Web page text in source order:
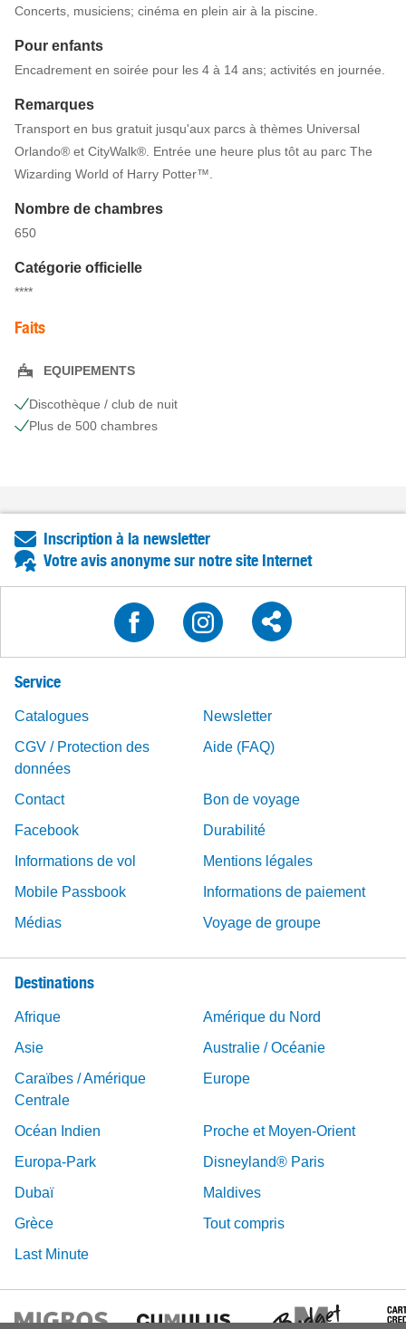
Concerts, musiciens; cinéma en plein air à la piscine.
Pour enfants
Encadrement en soirée pour les 4 à 14 ans; activités en journée.
Remarques
Transport en bus gratuit jusqu'aux parcs à thèmes Universal
Orlando® et CityWalk®. Entrée une heure plus tôt au parc The
Wizarding World of Harry Potter™.
Nombre de chambres
650
Catégorie officielle
****
Faits
EQUIPEMENTS
Discothèque / club de nuit
Plus de 500 chambres
Inscription à la newsletter
Votre avis anonyme sur notre site Internet
Service
Catalogues
Newsletter
CGV / Protection des
données
Aide (FAQ)
Contact
Bon de voyage
Facebook
Durabilité
Informations de vol
Mentions légales
Mobile Passbook
Informations de paiement
Médias
Voyage de groupe
Destinations
Afrique
Amérique du Nord
Asie
Australie / Océanie
Caraïbes / Amérique
Centrale
Europe
Océan Indien
Proche et Moyen-Orient
Europa-Park
Disneyland® Paris
Dubaï
Maldives
Grèce
Tout compris
Last Minute